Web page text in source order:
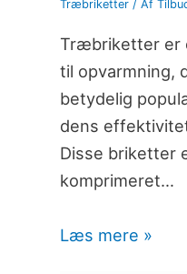
Træbriketter/ Af
Træbriketter er
til opvarmning,
betydelig
dens
Disse briketter
komprimeret…
Læs mere »